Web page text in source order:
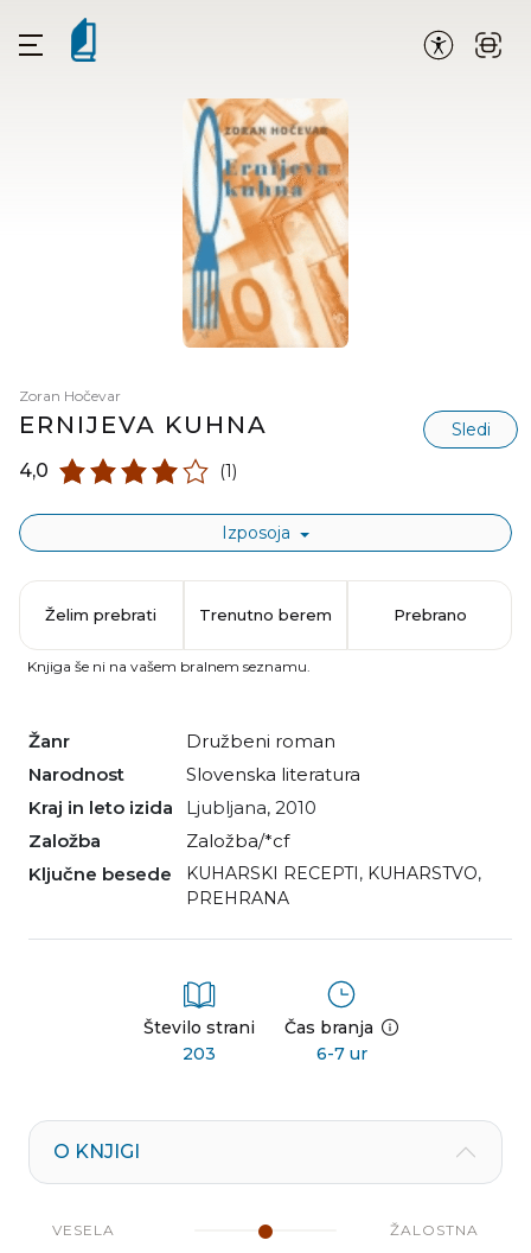
Zoran Hočevar
ERNIJEVA KUHNA Sledi
4,0 (1)
Izposoja
Žanr
družbeni roman
Narodnost
slovenska literatura
Kraj in leto izida
Ljubljana, 2010
Založba
Založba/*cf
Ključne besede
KUHARSKI RECEPTI, KUHARSTVO,
PREHRANA
Število strani
203
Čas branja
6-7 ur
Želim prebrati Trenutno berem Prebrano
Knjiga še ni na vašem bralnem seznamu.
O KNJIGI
VESELA ŽALOSTNA